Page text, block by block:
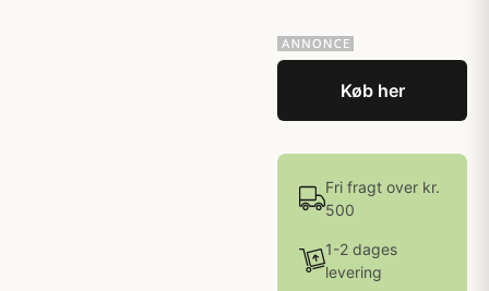
Køb her
Fri fragt over kr.
500
1-2 dages
levering